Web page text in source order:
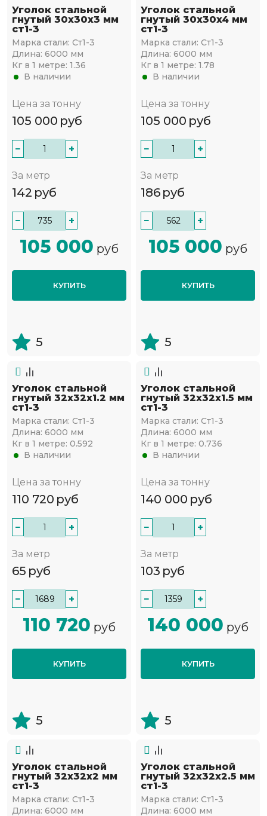
Уголок стальной
гнутый 30х30x3 мм
ст1-3
Марка стали: Ст1-3
Длина: 6000 мм
Кг в 1 метре: 1.36
В наличии
Цена за тонну
105 000 руб
− +
За метр
142 руб
− +
105 000 руб
КУПИТЬ
5
Уголок стальной
гнутый 30х30x4 мм
ст1-3
Марка стали: Ст1-3
Длина: 6000 мм
Кг в 1 метре: 1.78
В наличии
Цена за тонну
105 000 руб
− +
За метр
186 руб
− +
105 000 руб
КУПИТЬ
5
Уголок стальной
гнутый 32х32x1.2 мм
ст1-3
Марка стали: Ст1-3
Длина: 6000 мм
Кг в 1 метре: 0.592
В наличии
Цена за тонну
110 720 руб
− +
За метр
65 руб
− +
110 720 руб
КУПИТЬ
5
Уголок стальной
гнутый 32х32x1.5 мм
ст1-3
Марка стали: Ст1-3
Длина: 6000 мм
Кг в 1 метре: 0.736
В наличии
Цена за тонну
140 000 руб
− +
За метр
103 руб
− +
140 000 руб
КУПИТЬ
5
Уголок стальной
гнутый 32х32x2 мм
ст1-3
Марка стали: Ст1-3
Длина: 6000 мм
Уголок стальной
гнутый 32х32x2.5 мм
ст1-3
Марка стали: Ст1-3
Длина: 6000 мм